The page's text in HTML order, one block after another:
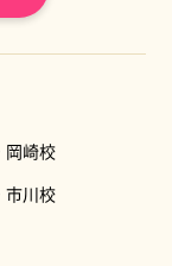
岡崎校
市川校